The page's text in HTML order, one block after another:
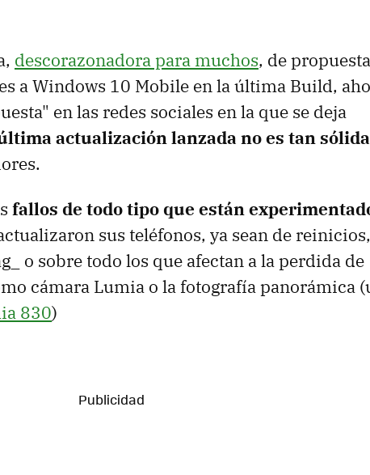
descorazonadora para muchos, de
a Windows 10 Mobile en la última Build,
en las redes sociales en la que se deja
actualización lanzada no es tan sólida
fallos de todo tipo que están
sus teléfonos, ya sean de reinicios,
o sobre todo los que afectan a la perdida de
cámara Lumia o la fotografía panorámica
830)